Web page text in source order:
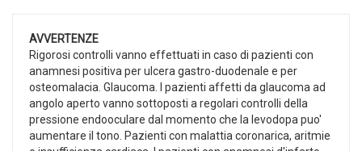
AVVERTENZE
Rigorosi controlli vanno effettuati in caso di pazienti con
anamnesi positiva per ulcera gastro-duodenale e per
osteomalacia. Glaucoma. I pazienti affetti da glaucoma ad
angolo aperto vanno sottoposti a regolari controlli della
pressione endooculare dal momento che la levodopa puo'
aumentare il tono. Pazienti con malattia coronarica, aritmie